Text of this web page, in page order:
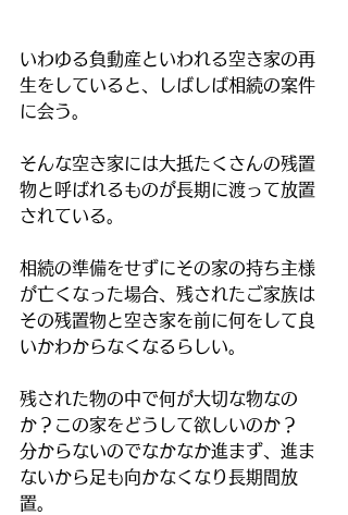
いわゆる負動産といわれる空き家の再
生をしていると、しばしば相続の案件
に会う。
そんな空き家には大抵たくさんの残置
物と呼ばれるものが長期に渡って放置
されている。
相続の準備をせずにその家の持ち主様
が亡くなった場合、残されたご家族は
その残置物と空き家を前に何をして良
いかわからなくなるらしい。
残された物の中で何が大切な物なの
か？この家をどうして欲しいのか？
分からないのでなかなか進まず、進ま
ないから足も向かなくなり長期間放
置。